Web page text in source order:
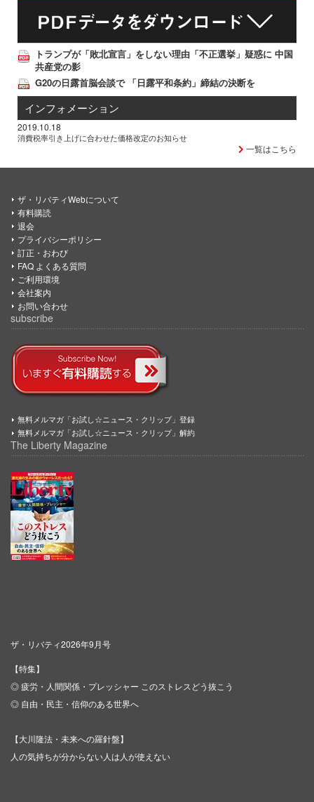
トランプが「敗北宣言」をしない理由「不正選挙」疑惑に 中国
共産党の影
G20の日露首脳会談で 「日露平和条約」締結の決断を
インフォメーション
2019.10.18
消費税率引き上げに合わせた価格改定のお知らせ
一覧はこちら
ザ・リバティWebについて
有料購読
退会
プライバシーポリシー
訂正・おわび
FAQ よくある質問
ご利用環境
会社案内
お問い合わせ
subscribe
無料メルマガ「お試し☆ニュース・クリップ」登録
無料メルマガ「お試し☆ニュース・クリップ」解約
The Liberty Magazine
ザ・リバティ2026年9月号
【特集】
◎ 疲労・人間関係・プレッシャー このストレスどう抜こう
◎ 自由・民主・信仰のある世界へ
【大川隆法・未来への羅針盤】
人の気持ちが分からない人は人が使えない